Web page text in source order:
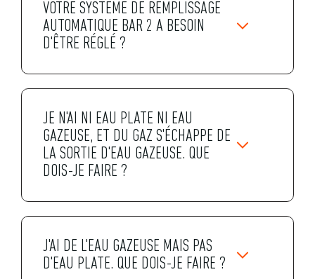
VOTRE SYSTÈME DE REMPLISSAGE
AUTOMATIQUE BAR 2 A BESOIN
D'ÊTRE RÉGLÉ ?
JE N'AI NI EAU PLATE NI EAU
GAZEUSE, ET DU GAZ S'ÉCHAPPE DE
LA SORTIE D'EAU GAZEUSE. QUE
DOIS-JE FAIRE ?
J'AI DE L'EAU GAZEUSE MAIS PAS
D'EAU PLATE. QUE DOIS-JE FAIRE ?